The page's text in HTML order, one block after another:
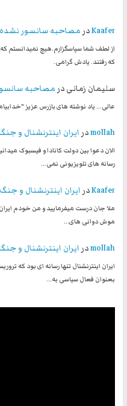
Kaaferدر مصاحبه سانسور
از لطف شما سپاسگزارم.هیچ نمیدانستم
که رفتند. یادش گرامی.
سلیمان زمانی در مصاحبه
عالی... یاد نوشته های بازرس عزیز
mollahدر ایران اینترنشنال و
الان دعوا بین دولت کانادا و فیسبوک
رسانه های تلویزیونی نمی…
Kaaferدر ایران اینترنشنال و
ملا جان درست میفرمایید و من خودم ایران
موش دوانی های…
mollahدر ایران اینترنشنال و
ایران اینترنشنال تنها رسانه ای بود که
بعنوان فعال سیاسی به…